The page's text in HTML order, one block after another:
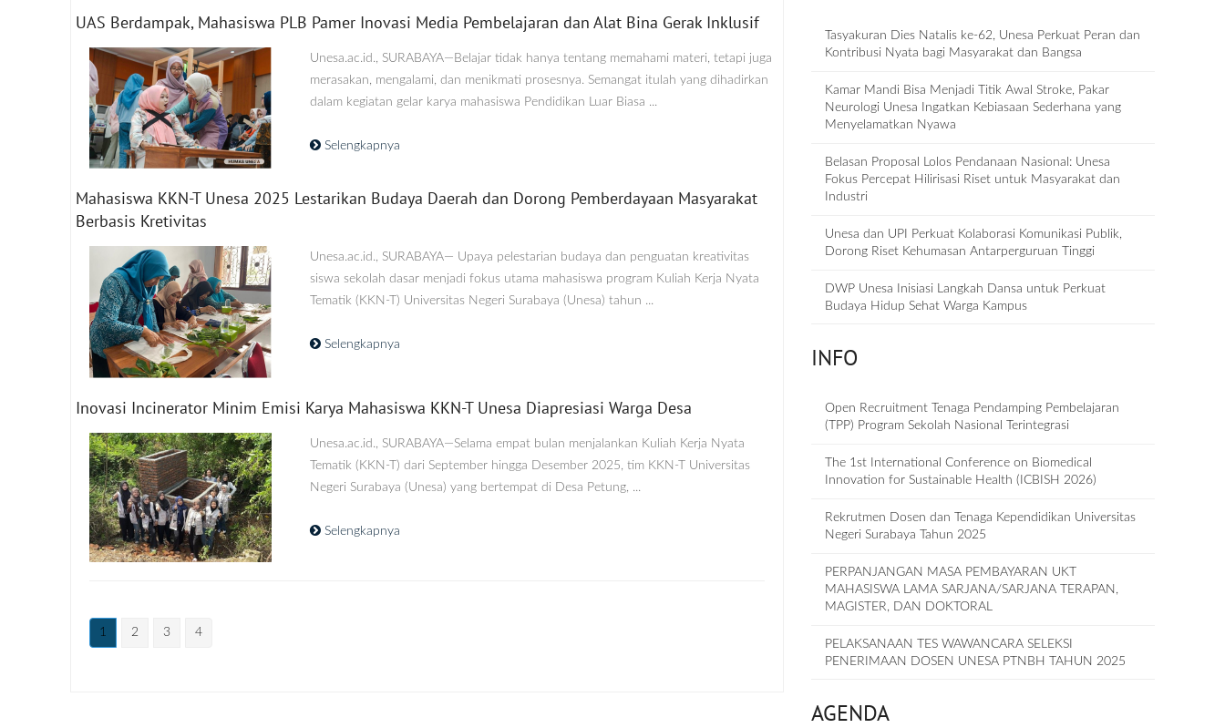
UAS Berdampak, Mahasiswa PLB Pamer Inovasi Media Pembelajaran dan Alat Bina Gerak Inklusif
Unesa.ac.id., SURABAYA—Belajar tidak hanya tentang memahami materi, tetapi juga
merasakan, mengalami, dan menikmati prosesnya. Semangat itulah yang dihadirkan
dalam kegiatan gelar karya mahasiswa Pendidikan Luar Biasa ...
Selengkapnya
Mahasiswa KKN-T Unesa 2025 Lestarikan Budaya Daerah dan Dorong Pemberdayaan Masyarakat
Berbasis Kretivitas
Unesa.ac.id., SURABAYA— Upaya pelestarian budaya dan penguatan kreativitas
siswa sekolah dasar menjadi fokus utama mahasiswa program Kuliah Kerja Nyata
Tematik (KKN-T) Universitas Negeri Surabaya (Unesa) tahun ...
Selengkapnya
Inovasi Incinerator Minim Emisi Karya Mahasiswa KKN-T Unesa Diapresiasi Warga Desa
Unesa.ac.id., SURABAYA—Selama empat bulan menjalankan Kuliah Kerja Nyata
Tematik (KKN-T) dari September hingga Desember 2025, tim KKN-T Universitas
Negeri Surabaya (Unesa) yang bertempat di Desa Petung, ...
Selengkapnya
1 2 3 4
Tasyakuran Dies Natalis ke-62, Unesa Perkuat Peran dan
Kontribusi Nyata bagi Masyarakat dan Bangsa
Kamar Mandi Bisa Menjadi Titik Awal Stroke, Pakar
Neurologi Unesa Ingatkan Kebiasaan Sederhana yang
Menyelamatkan Nyawa
Belasan Proposal Lolos Pendanaan Nasional: Unesa
Fokus Percepat Hilirisasi Riset untuk Masyarakat dan
Industri
Unesa dan UPI Perkuat Kolaborasi Komunikasi Publik,
Dorong Riset Kehumasan Antarperguruan Tinggi
DWP Unesa Inisiasi Langkah Dansa untuk Perkuat
Budaya Hidup Sehat Warga Kampus
INFO
Open Recruitment Tenaga Pendamping Pembelajaran
(TPP) Program Sekolah Nasional Terintegrasi
The 1st International Conference on Biomedical
Innovation for Sustainable Health (ICBISH 2026)
Rekrutmen Dosen dan Tenaga Kependidikan Universitas
Negeri Surabaya Tahun 2025
PERPANJANGAN MASA PEMBAYARAN UKT
MAHASISWA LAMA SARJANA/SARJANA TERAPAN,
MAGISTER, DAN DOKTORAL
PELAKSANAAN TES WAWANCARA SELEKSI
PENERIMAAN DOSEN UNESA PTNBH TAHUN 2025
AGENDA